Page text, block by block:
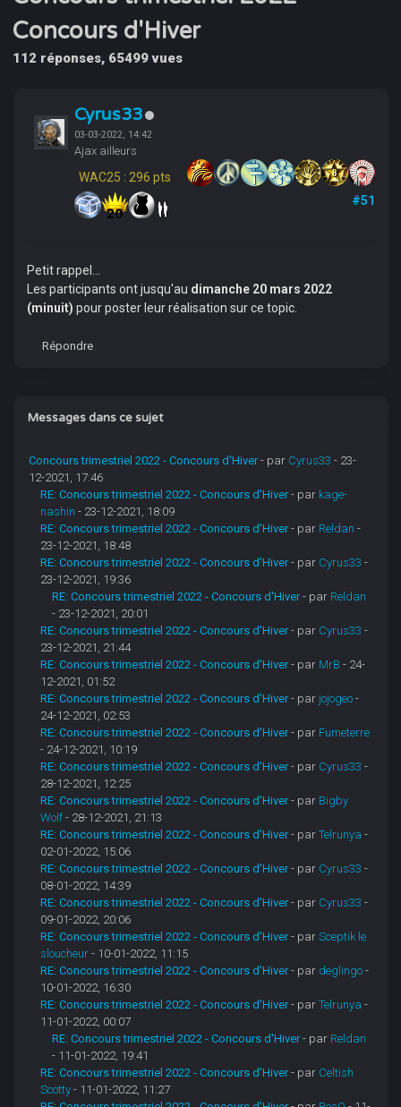
Concours d'Hiver
112 réponses, 65499 vues
Cyrus33
03-03-2022, 14:42
Ajax ailleurs
WAC25 : 296 pts
#51
Petit rappel...
Les participants ont jusqu'au dimanche 20 mars 2022
(minuit) pour poster leur réalisation sur ce topic.
Répondre
Messages dans ce sujet
Concours trimestriel 2022 - Concours d'Hiver - par Cyrus33 - 23-
12-2021, 17:46
RE: Concours trimestriel 2022 - Concours d'Hiver - par kage-
nashin - 23-12-2021, 18:09
RE: Concours trimestriel 2022 - Concours d'Hiver - par Reldan -
23-12-2021, 18:48
RE: Concours trimestriel 2022 - Concours d'Hiver - par Cyrus33 -
23-12-2021, 19:36
RE: Concours trimestriel 2022 - Concours d'Hiver - par Reldan
- 23-12-2021, 20:01
RE: Concours trimestriel 2022 - Concours d'Hiver - par Cyrus33 -
23-12-2021, 21:44
RE: Concours trimestriel 2022 - Concours d'Hiver - par MrB - 24-
12-2021, 01:52
RE: Concours trimestriel 2022 - Concours d'Hiver - par jojogeo -
24-12-2021, 02:53
RE: Concours trimestriel 2022 - Concours d'Hiver - par Fumeterre
- 24-12-2021, 10:19
RE: Concours trimestriel 2022 - Concours d'Hiver - par Cyrus33 -
28-12-2021, 12:25
RE: Concours trimestriel 2022 - Concours d'Hiver - par Bigby
Wolf - 28-12-2021, 21:13
RE: Concours trimestriel 2022 - Concours d'Hiver - parTelrunya -
02-01-2022, 15:06
RE: Concours trimestriel 2022 - Concours d'Hiver - par Cyrus33 -
08-01-2022, 14:39
RE: Concours trimestriel 2022 - Concours d'Hiver - par Cyrus33 -
09-01-2022, 20:06
RE: Concours trimestriel 2022 - Concours d'Hiver - parSceptik le
sloucheur - 10-01-2022, 11:15
RE: Concours trimestriel 2022 - Concours d'Hiver - par deglingo -
10-01-2022, 16:30
RE: Concours trimestriel 2022 - Concours d'Hiver - parTelrunya -
11-01-2022, 00:07
RE: Concours trimestriel 2022 - Concours d'Hiver - par Reldan
- 11-01-2022, 19:41
RE: Concours trimestriel 2022 - Concours d'Hiver - par Celtish
Scotty - 11-01-2022, 11:27